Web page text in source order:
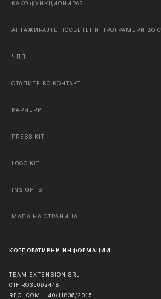
КАКО ФУНКЦИОНИРА?
АНГАЖИРАЈТЕ ПОСВЕТЕНИ ПРОГРАМЕРИ ВО
ЧПП
СТАПИТЕ ВО КОНТАКТ
КАРИЕРИ
PRESS KIT
LOGO KIT
INSIGHTS
МАПА НА СТРАНИЦА
КОРПОРАТИВНИ ИНФОРМАЦИИ
TEAM EXTENSION SRL
CIF RO35062448
REG. COM. J40/11836/2015